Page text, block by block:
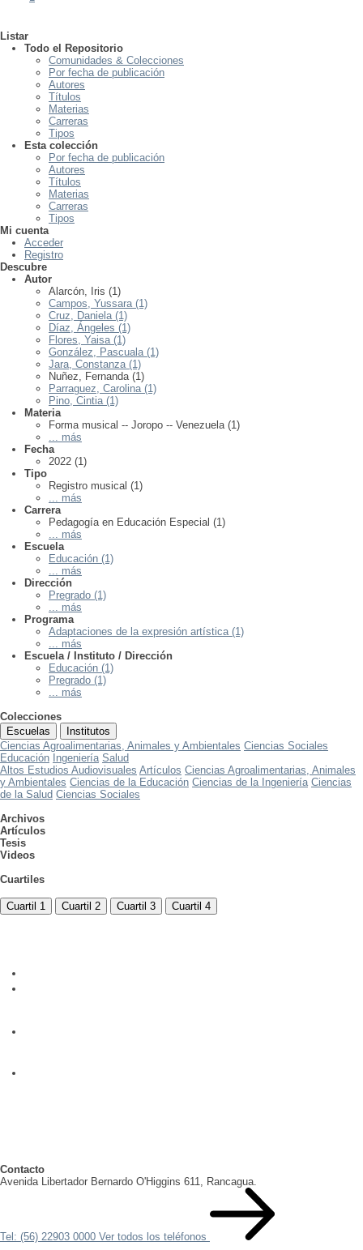
Listar
Todo el Repositorio
Comunidades & Colecciones
Por fecha de publicación
Autores
Títulos
Materias
Carreras
Tipos
Esta colección
Por fecha de publicación
Autores
Títulos
Materias
Carreras
Tipos
Mi cuenta
Acceder
Registro
Descubre
Autor
Alarcón, Iris (1)
Campos, Yussara (1)
Cruz, Daniela (1)
Díaz, Ángeles (1)
Flores, Yaisa (1)
González, Pascuala (1)
Jara, Constanza (1)
Nuñez, Fernanda (1)
Parraguez, Carolina (1)
Pino, Cintia (1)
Materia
Forma musical -- Joropo -- Venezuela (1)
... más
Fecha
2022 (1)
Tipo
Registro musical (1)
... más
Carrera
Pedagogía en Educación Especial (1)
... más
Escuela
Educación (1)
... más
Dirección
Pregrado (1)
... más
Programa
Adaptaciones de la expresión artística (1)
... más
Escuela / Instituto / Dirección
Educación (1)
Pregrado (1)
... más
Colecciones
Escuelas
Institutos
Ciencias Agroalimentarias, Animales y Ambientales Ciencias Sociales
Educación Ingeniería Salud
Altos Estudios Audiovisuales Artículos Ciencias Agroalimentarias, Animales
y Ambientales Ciencias de la Educación Ciencias de la Ingeniería Ciencias
de la Salud Ciencias Sociales
Archivos
Artículos
Tesis
Videos
Cuartiles
Cuartil 1 Cuartil 2 Cuartil 3 Cuartil 4
Contacto
Avenida Libertador Bernardo O'Higgins 611, Rancagua.
Tel: (56) 22903 0000 Ver todos los teléfonos